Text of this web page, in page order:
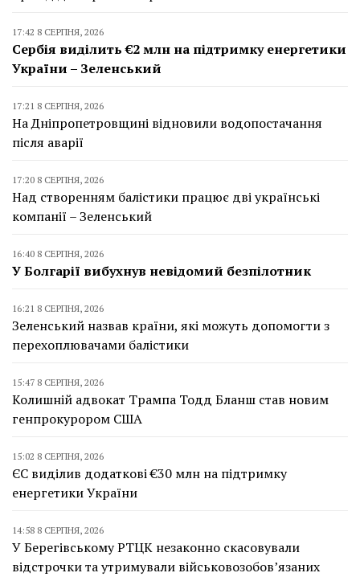
17:42 8 СЕРПНЯ, 2026
Сербія виділить €2 млн на підтримку енергетики
України – Зеленський
17:21 8 СЕРПНЯ, 2026
На Дніпропетровщині відновили водопостачання
після аварії
17:20 8 СЕРПНЯ, 2026
Над створенням балістики працює дві українські
компанії – Зеленський
16:40 8 СЕРПНЯ, 2026
У Болгарії вибухнув невідомий безпілотник
16:21 8 СЕРПНЯ, 2026
Зеленський назвав країни, які можуть допомогти з
перехоплювачами балістики
15:47 8 СЕРПНЯ, 2026
Колишній адвокат Трампа Тодд Бланш став новим
генпрокурором США
15:02 8 СЕРПНЯ, 2026
ЄС виділив додаткові €30 млн на підтримку
енергетики України
14:58 8 СЕРПНЯ, 2026
У Берегівському РТЦК незаконно скасовували
відстрочки та утримували військовозобов’язаних